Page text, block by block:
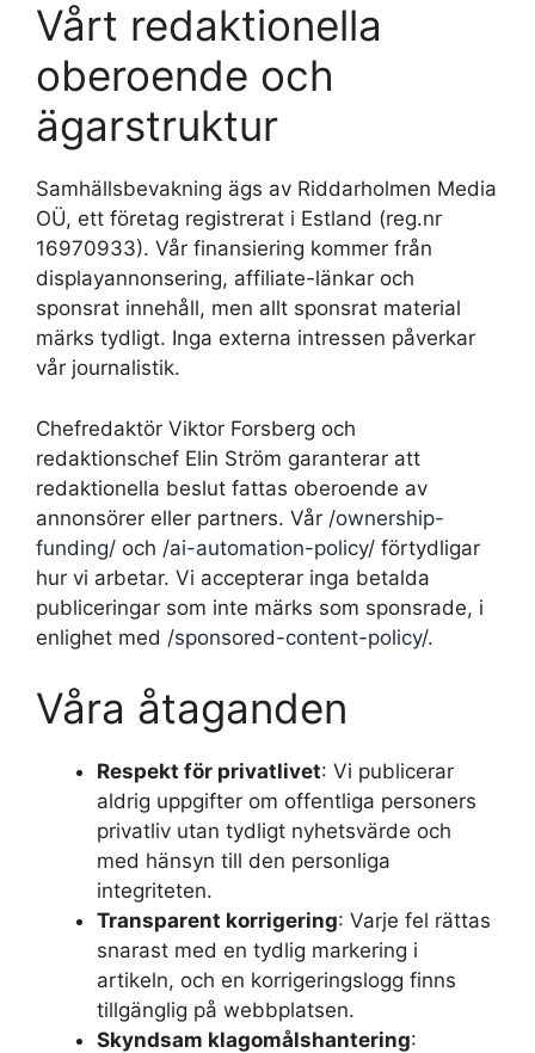
Vårt redaktionella
oberoende och
ägarstruktur
Samhällsbevakning ägs av Riddarholmen Media
OÜ, ett företag registrerat i Estland (reg.nr
16970933). Vår finansiering kommer från
displayannonsering, affiliate-länkar och
sponsrat innehåll, men allt sponsrat material
märks tydligt. Inga externa intressen påverkar
vår journalistik.
Chefredaktör Viktor Forsberg och
redaktionschef Elin Ström garanterar att
redaktionella beslut fattas oberoende av
annonsörer eller partners. Vår /ownership-
funding/ och /ai-automation-policy/ förtydligar
hur vi arbetar. Vi accepterar inga betalda
publiceringar som inte märks som sponsrade, i
enlighet med /sponsored-content-policy/.
Våra åtaganden
Respekt för privatlivet: Vi publicerar
aldrig uppgifter om offentliga personers
privatliv utan tydligt nyhetsvärde och
med hänsyn till den personliga
integriteten.
Transparent korrigering: Varje fel rättas
snarast med en tydlig markering i
artikeln, och en korrigeringslogg finns
tillgänglig på webbplatsen.
Skyndsam klagomålshantering: